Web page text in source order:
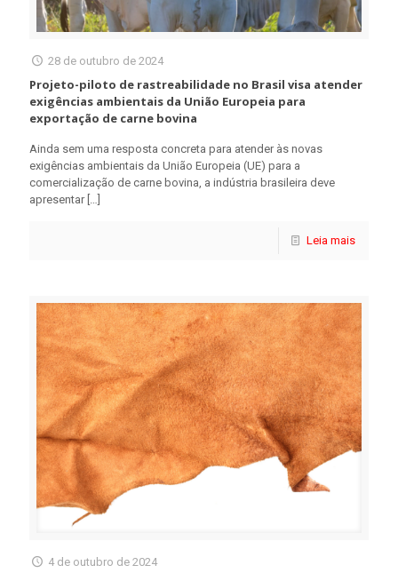
28 de outubro de 2024
Projeto-piloto de rastreabilidade no Brasil visa atender
exigências ambientais da União Europeia para
exportação de carne bovina
Ainda sem uma resposta concreta para atender às novas
exigências ambientais da União Europeia (UE) para a
comercialização de carne bovina, a indústria brasileira deve
apresentar[…]
Leia mais
4 de outubro de 2024